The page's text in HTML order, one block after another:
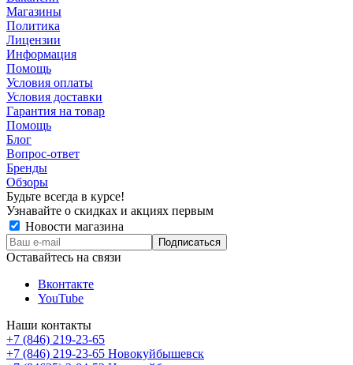
Магазины
Политика
Лицензии
Информация
Помощь
Условия оплаты
Условия доставки
Гарантия на товар
Помощь
Блог
Вопрос-ответ
Бренды
Обзоры
Будьте всегда в курсе!
Узнавайте о скидках и акциях первым
Новости магазина
Оставайтесь на связи
Вконтакте
YouTube
Наши контакты
+7 (846) 219-23-65
+7 (846) 219-23-65 Новокуйбышевск